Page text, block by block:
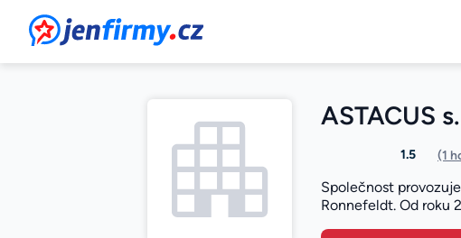
JenFirmy.cz
ASTACUS
1.5 (1
Společnost
Ronnefeldt. Od roku